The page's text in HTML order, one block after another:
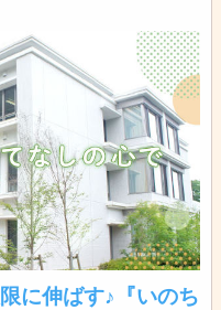
に伸ばす♪『いのち